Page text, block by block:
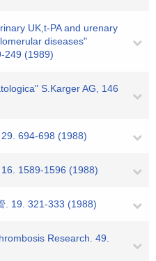
UK,t-PA and urenary
diseases"
249 (1989)
S.Karger AG, 146
694-698 (1988)
1589-1596 (1988)
. 19. 321-333 (1988)
Research. 49.